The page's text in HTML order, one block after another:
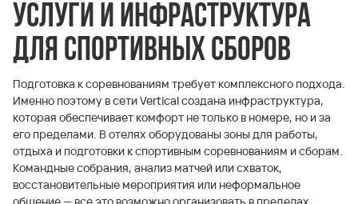
Услуги и инфраструктура
для спортивных сборов
Подготовка к соревнованиям требует комплексного подхода.
Именно поэтому в сети Vertical создана инфраструктура,
которая обеспечивает комфорт не только в номере, но и за
его пределами. В отелях оборудованы зоны для работы,
отдыха и подготовки к спортивным соревнованиям и сборам.
Командные собрания, анализ матчей или схваток,
восстановительные мероприятия или неформальное